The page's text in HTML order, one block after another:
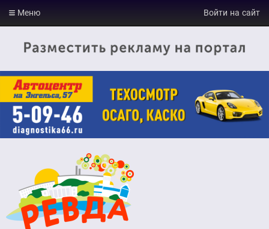
Войти на сайт
Меню